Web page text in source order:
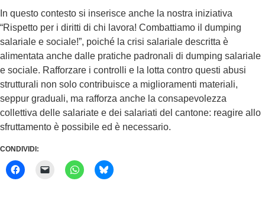
In questo contesto si inserisce anche la nostra iniziativa
“Rispetto per i diritti di chi lavora! Combattiamo il dumping
salariale e sociale!”, poiché la crisi salariale descritta è
alimentata anche dalle pratiche padronali di dumping salariale
e sociale. Rafforzare i controlli e la lotta contro questi abusi
strutturali non solo contribuisce a miglioramenti materiali,
seppur graduali, ma rafforza anche la consapevolezza
collettiva delle salariate e dei salariati del cantone: reagire allo
sfruttamento è possibile ed è necessario.
CONDIVIDI: